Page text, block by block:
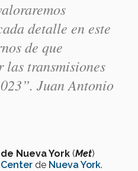
detalle en este
de que
las transmisiones
”. Juan Antonio
Nueva York (Met)
de Nueva York.